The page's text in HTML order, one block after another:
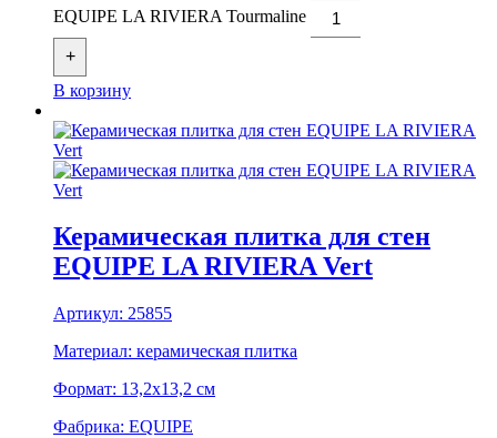
EQUIPE LA RIVIERA Tourmaline
+
В корзину
Керамическая плитка для стен
EQUIPE LA RIVIERA Vert
Артикул: 25855
Материал: керамическая плитка
Формат: 13,2x13,2 см
Фабрика: EQUIPE